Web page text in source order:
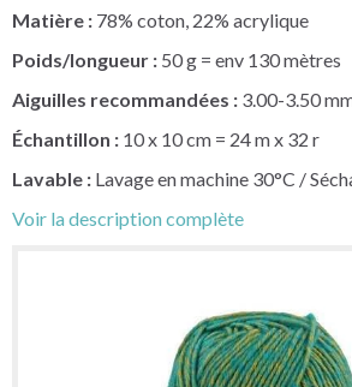
Matière : 78% coton, 22% acrylique
Poids/longueur : 50 g = env 130 mètres
Aiguilles recommandées : 3.00-3.50
Échantillon : 10 x 10 cm = 24 m x 32 r
Lavable : Lavage en machine 30°C /
Voir la description complète